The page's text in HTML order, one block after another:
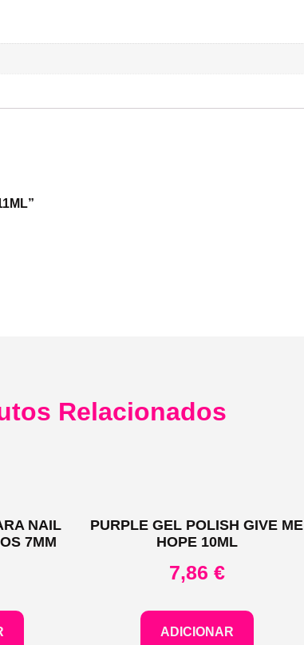
Relacionados
NAIL
7MM
PURPLE GEL POLISH GIVE ME
HOPE 10ML
7,86 €
ADICIONAR